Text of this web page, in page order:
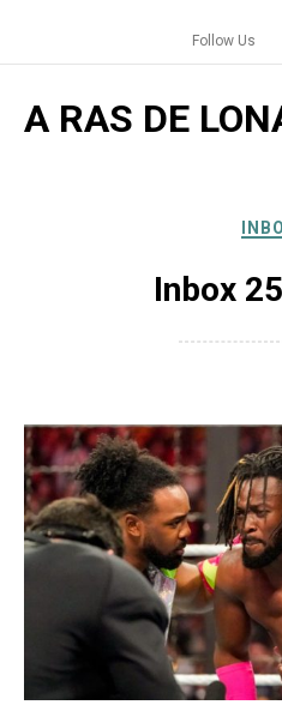
content
Follow Us
A RAS DE
Inbox